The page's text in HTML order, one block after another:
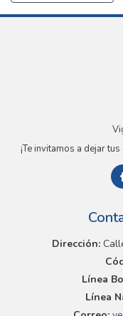
¡Te invitamos a dejar
Dirección:
Línea
Línea